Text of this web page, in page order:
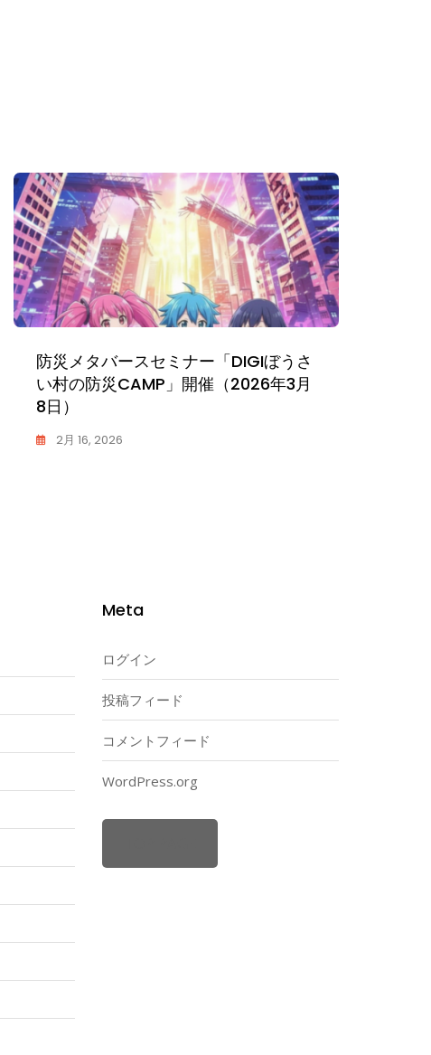
あけましておめでとうございます
1月 26, 2026
Meta
ログイン
投稿フィード
コメントフィード
WordPress.org